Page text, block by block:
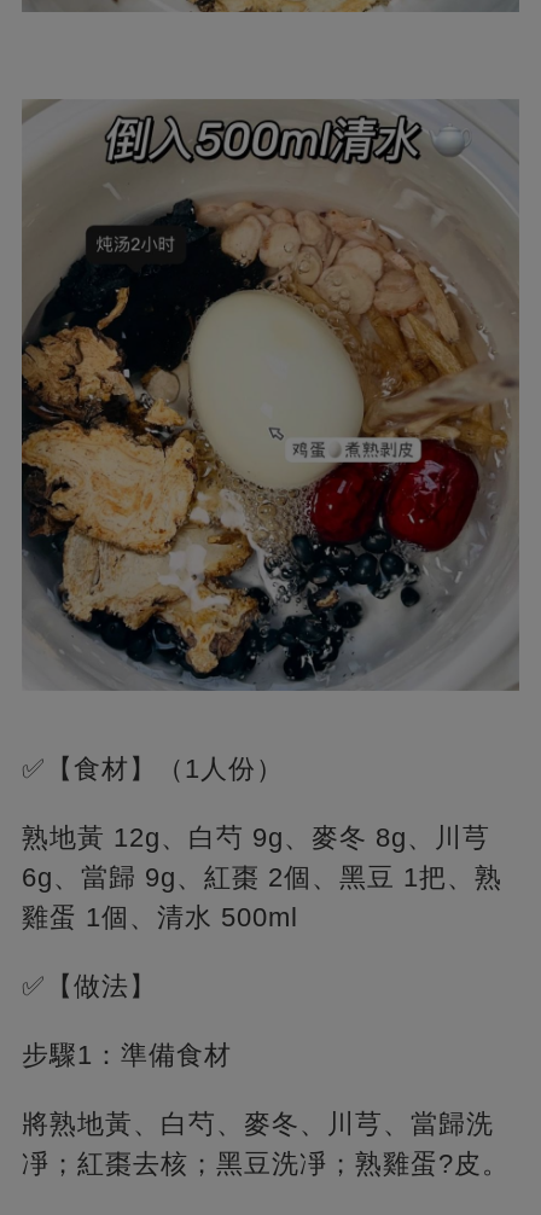
✅【食材】（1人份）
熟地黃 12g、白芍 9g、麥冬 8g、川芎
6g、當歸 9g、紅棗 2個、黑豆 1把、熟
雞蛋 1個、清水 500ml
✅【做法】
步驟1：準備食材
將熟地黃、白芍、麥冬、川芎、當歸洗
凈；紅棗去核；黑豆洗凈；熟雞蛋?皮。